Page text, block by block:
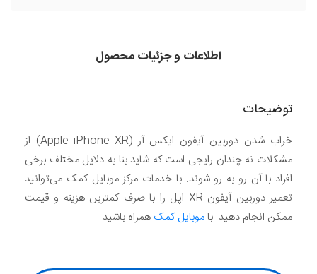
اطلاعات و جزئیات محصول
توضیحات
خراب شدن دوربین آیفون ایکس آر (Apple iPhone XR) از
مشکلات نه چندان رایجی است که شاید بنا به دلایل مختلف برخی
افراد با آن رو به رو شوند. با خدمات مرکز موبایل کمک می‌توانید
تعمیر دوربین آیفون XR اپل را با صرف کمترین هزینه و قیمت
ممکن انجام دهید. باموبایل کمک همراه باشید.